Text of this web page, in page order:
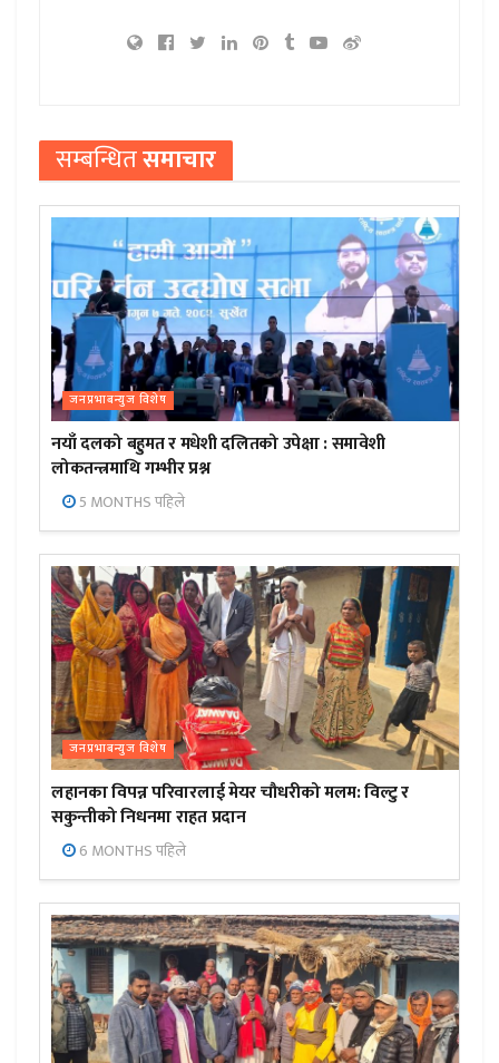
सम्बन्धितसमाचार
जनप्रभाबन्युज विशेष
नयाँ दलको बहुमत र मधेशी दलितको उपेक्षा : समावेशी
लोकतन्त्रमाथि गम्भीर प्रश्न
5 MONTHS पहिले
जनप्रभाबन्युज विशेष
लहानका विपन्न परिवारलाई मेयर चौधरीको मलम: विल्टु र
सकुन्तीको निधनमा राहत प्रदान
6 MONTHS पहिले